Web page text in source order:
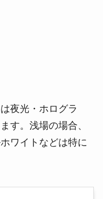
夜光・ホログラ
す。浅場の場合、
ワイトなどは特に